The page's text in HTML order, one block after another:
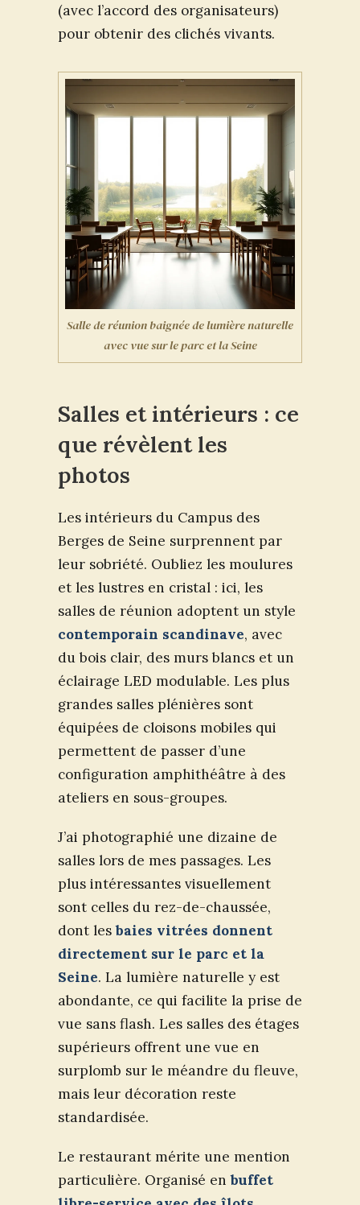
(avec l’accord des organisateurs)
pour obtenir des clichés vivants.
Salle de réunion baignée de lumière naturelle
avec vue sur le parc et la Seine
Salles et intérieurs : ce
que révèlent les
photos
Les intérieurs du Campus des
Berges de Seine surprennent par
leur sobriété. Oubliez les moulures
et les lustres en cristal : ici, les
salles de réunion adoptent un style
contemporain scandinave, avec
du bois clair, des murs blancs et un
éclairage LED modulable. Les plus
grandes salles plénières sont
équipées de cloisons mobiles qui
permettent de passer d’une
configuration amphithéâtre à des
ateliers en sous-groupes.
J’ai photographié une dizaine de
salles lors de mes passages. Les
plus intéressantes visuellement
sont celles du rez-de-chaussée,
dont lesbaies vitrées donnent
directement sur le parc et la
Seine. La lumière naturelle y est
abondante, ce qui facilite la prise de
vue sans flash. Les salles des étages
supérieurs offrent une vue en
surplomb sur le méandre du fleuve,
mais leur décoration reste
standardisée.
Le restaurant mérite une mention
particulière. Organisé enbuffet